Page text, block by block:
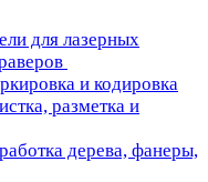
для лазерных
и кодировка
разметка и
дерева, фанеры,